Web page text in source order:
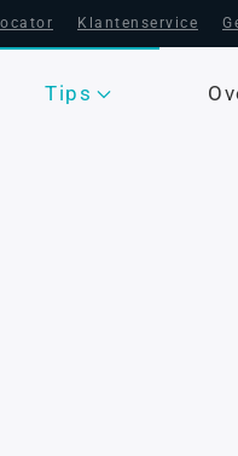
Klantenservice
Tips